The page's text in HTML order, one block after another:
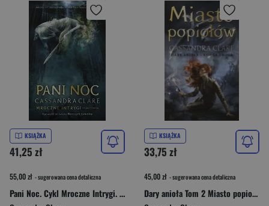
KSIĄŻKA
41,25 zł
55,00 zł - sugerowana cena detaliczna
Pani Noc. Cykl Mroczne Intrygi. Księga 1
KSIĄŻKA
33,75 zł
45,00 zł - sugerowana cena detaliczna
Dary anioła Tom 2 Miasto popiołów